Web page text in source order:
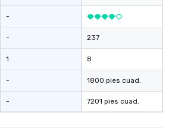
-
-
1
-
-
237
8
1800 pies cuad.
7201 pies cuad.